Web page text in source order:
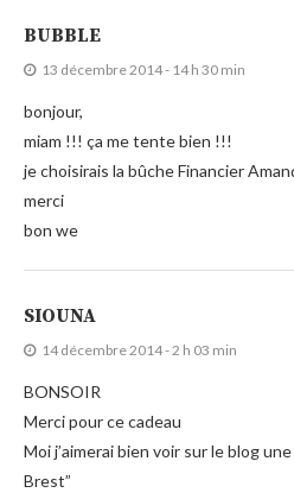
BUBBLE
13 décembre 2014 - 14 h 30 min
bonjour,
miam !!! ça me tente bien !!!
je choisirais la bûche Financier
merci
bon we
SIOUNA
14 décembre 2014 - 2 h 03 min
BONSOIR
Merci pour ce cadeau
Moi j’aimerai bien voir sur le blog
Brest”